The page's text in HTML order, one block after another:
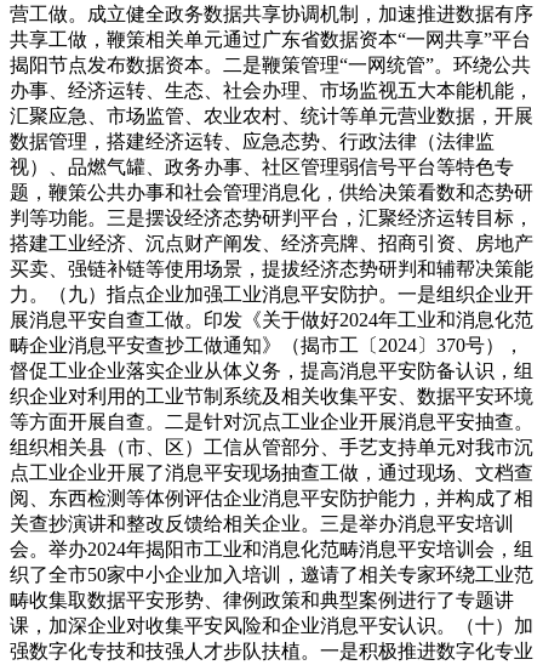
营工做。成立健全政务数据共享协调机制，加速推进数据有序
共享工做，鞭策相关单元通过广东省数据资本“一网共享”平台
揭阳节点发布数据资本。二是鞭策管理“一网统管”。环绕公共
办事、经济运转、生态、社会办理、市场监视五大本能机能，
汇聚应急、市场监管、农业农村、统计等单元营业数据，开展
数据管理，搭建经济运转、应急态势、行政法律（法律监
视）、品燃气罐、政务办事、社区管理弱信号平台等特色专
题，鞭策公共办事和社会管理消息化，供给决策看数和态势研
判等功能。三是摆设经济态势研判平台，汇聚经济运转目标，
搭建工业经济、沉点财产阐发、经济亮牌、招商引资、房地产
买卖、强链补链等使用场景，提拔经济态势研判和辅帮决策能
力。（九）指点企业加强工业消息平安防护。一是组织企业开
展消息平安自查工做。印发《关于做好2024年工业和消息化范
畴企业消息平安查抄工做通知》（揭市工〔2024〕370号），
督促工业企业落实企业从体义务，提高消息平安防备认识，组
织企业对利用的工业节制系统及相关收集平安、数据平安环境
等方面开展自查。二是针对沉点工业企业开展消息平安抽查。
组织相关县（市、区）工信从管部分、手艺支持单元对我市沉
点工业企业开展了消息平安现场抽查工做，通过现场、文档查
阅、东西检测等体例评估企业消息平安防护能力，并构成了相
关查抄演讲和整改反馈给相关企业。三是举办消息平安培训
会。举办2024年揭阳市工业和消息化范畴消息平安培训会，组
织了全市50家中小企业加入培训，邀请了相关专家环绕工业范
畴收集取数据平安形势、律例政策和典型案例进行了专题讲
课，加深企业对收集平安风险和企业消息平安认识。（十）加
强数字化专技和技强人才步队扶植。一是积极推进数字化专业